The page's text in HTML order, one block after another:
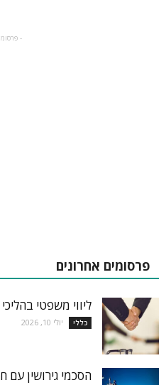
-
פרסומים אחרונים
ליווי משפטי
כללי יולי 10, 2026
הסכמי גירושין עם